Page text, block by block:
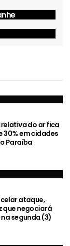
do ar fica
30% em cidades
Paraíba
ataque,
que negociará
segunda (3)